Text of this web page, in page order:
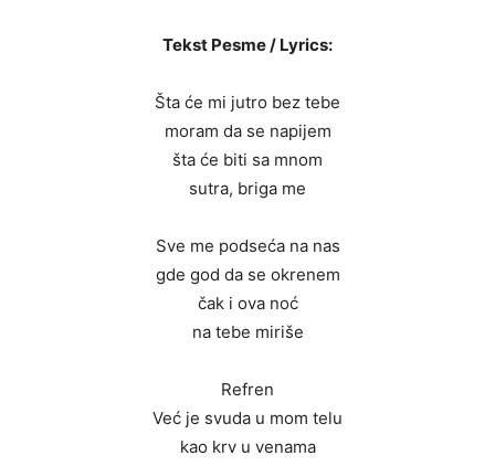
Tekst Pesme / Lyrics:
Šta će mi jutro bez tebe
moram da se napijem
šta će biti sa mnom
sutra, briga me
Sve me podseća na nas
gde god da se okrenem
čak i ova noć
na tebe miriše
Refren
Već je svuda u mom telu
kao krv u venama